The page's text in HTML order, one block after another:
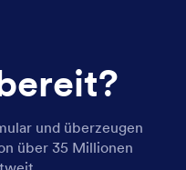
und überzeugen
über 35 Millionen